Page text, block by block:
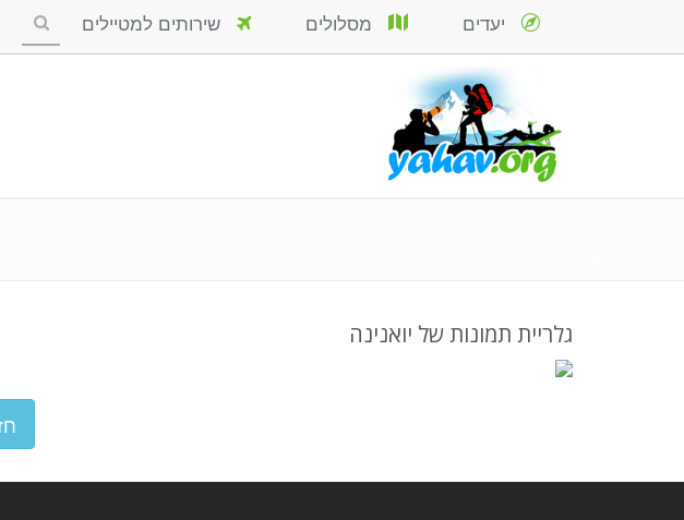
יעדים מסלולים שירותים למטיילים
גלריית תמונות של יואנינה